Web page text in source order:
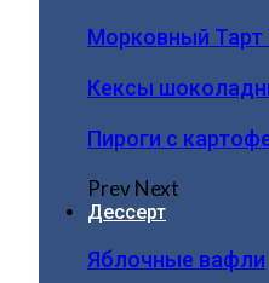
Морковный Тарт
Кексы
Пироги c
PrevNext
Дессерт
Яблочные вафли